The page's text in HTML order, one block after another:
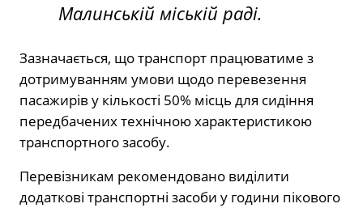
Малинській міській раді.
Зазначається, що транспорт працюватиме з
дотримуванням умови щодо перевезення
пасажирів у кількості 50% місць для сидіння
передбачених технічною характеристикою
транспортного засобу.
Перевізникам рекомендовано виділити
додаткові транспортні засоби у години пікового